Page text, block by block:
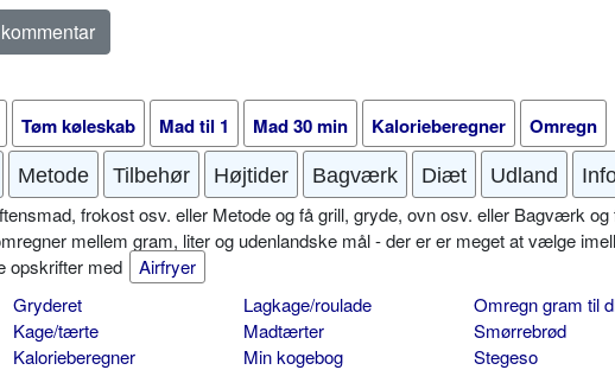
Tøm køleskab Mad til 1 Mad 30 min Kalorieberegner Omregn
Metode Tilbehør Højtider Bagværk Diæt Udland
frokost osv. eller Metode og få grill, gryde, ovn osv. eller Bagværk og
mellem gram, liter og udenlandske mål - der er er meget at vælge
opskrifter med
Airfryer
Gryderet
Kage/tærte
Kalorieberegner
Lagkage/roulade
Madtærter
Min kogebog
Omregn gram til
Smørrebrød
Stegeso